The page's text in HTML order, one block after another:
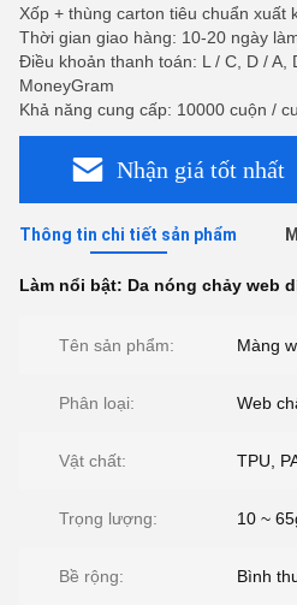
Xốp + thùng carton tiêu chuẩn xuất
Thời gian giao hàng: 10-20 ngày
Điều khoản thanh toán: L / C, D / A,
MoneyGram
Khả năng cung cấp: 10000 cuộn /
Nhận giá tốt nhất
Thông tin chi tiết sản phẩm
Làm nổi bật: Da nóng chảy web
Tên sản phẩm: Màng
Phân loại: Web
Vật chất: TPU,
Trọng lượng: 10 ~
Bề rộng: Bình